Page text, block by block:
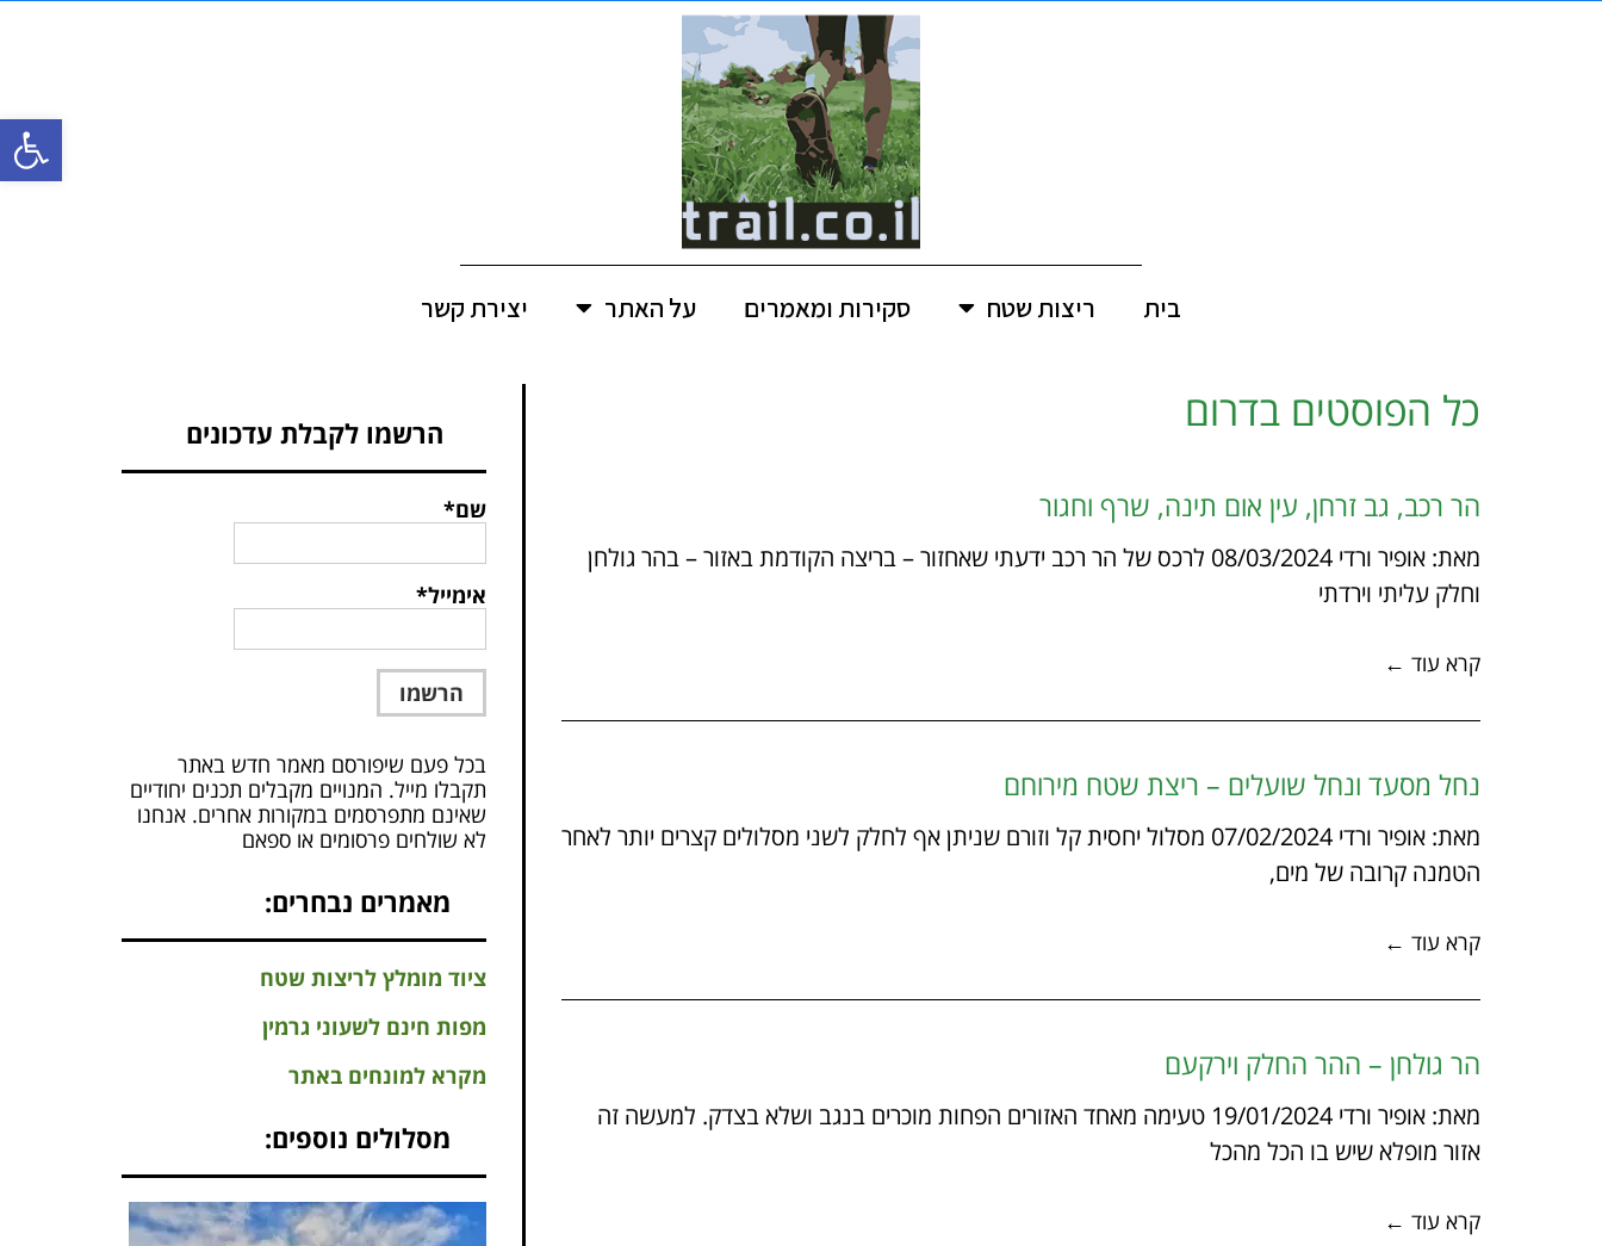
פתח
בית ריצות שטח סקירות ומאמרים על האתר יצירת קשר
כל הפוסטים בדרום
הר רכב, גב זרחן, עין אום תינה, שרף וחגור
מאת: אופיר ורדי 08/03/2024 לרכס של הר רכב ידעתי שאחזור – בריצה הקודמת באזור – בהר גולחן
וחלק עליתי וירדתי
קרא עוד ←
נחל מסעד ונחל שועלים – ריצת שטח מירוחם
מאת: אופיר ורדי 07/02/2024 מסלול יחסית קל וזורם שניתן אף לחלק לשני מסלולים קצרים יותר לאחר
הטמנה קרובה של מים,
קרא עוד ←
הר גולחן – ההר החלק וירקעם
מאת: אופיר ורדי 19/01/2024 טעימה מאחד האזורים הפחות מוכרים בנגב ושלא בצדק. למעשה זה
אזור מופלא שיש בו הכל מהכל
קרא עוד ←
הרשמו לקבלת עדכונים
שם*
אימייל*
בכל פעם שיפורסם מאמר חדש באתר
תקבלו מייל. המנויים מקבלים תכנים יחודיים
שאינם מתפרסמים במקורות אחרים. אנחנו
לא שולחים פרסומים או ספאם
מאמרים נבחרים:
ציוד מומלץ לריצות שטח
מפות חינם לשעוני גרמין
מקרא למונחים באתר
מסלולים נוספים: